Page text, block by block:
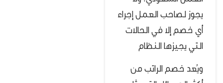
يجوز لصاحب العمل إجراء
أي خصم إلا في الحالات
التي يجيزها النظام
ويُعد خصم الراتب من